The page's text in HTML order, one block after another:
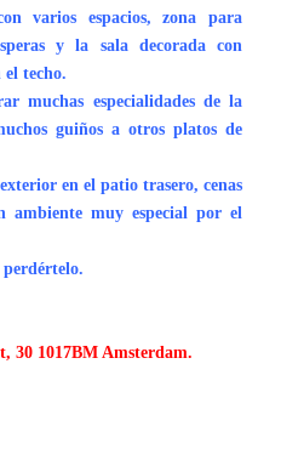
varios espacios, zona para
y la sala decorada con
techo.
muchas especialidades de la
guiños a otros platos de
en el patio trasero, cenas
muy especial por el
perdértelo.
30 1017BM Amsterdam.